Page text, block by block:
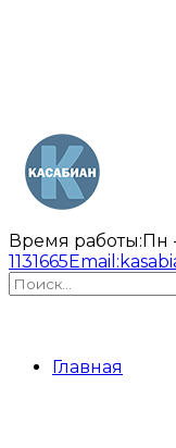
Время работы:Пн
1131665Email:
Главная